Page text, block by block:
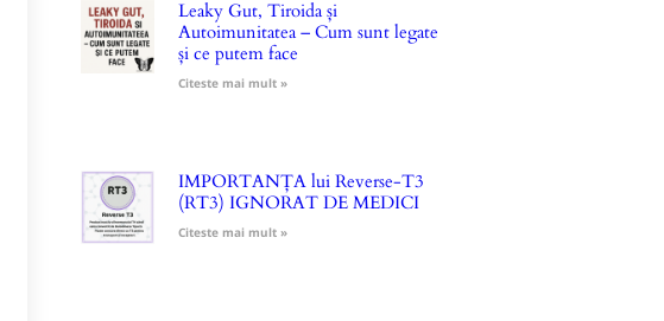
Leaky Gut, Tiroida și
Autoimunitatea – Cum sunt legate
și ce putem face
Citeste mai mult »
IMPORTANȚA lui Reverse-T3
(RT3) IGNORAT DE MEDICI
Citeste mai mult »